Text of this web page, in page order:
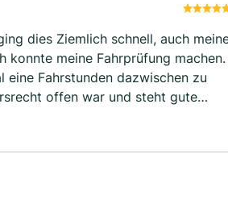
dies Ziemlich schnell, auch
konnte meine Fahrprüfung machen.
Fahrstunden dazwischen zu
offen war und steht gute